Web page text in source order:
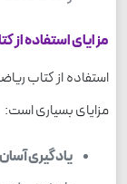
مزایای استفاده از
استفاده از کتاب
مزایای بسیاری است:
یادگیری